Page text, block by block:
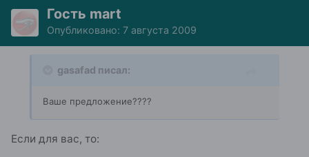
Гость mart
Опубликовано: 7 августа 2009
gasafad писал:
Ваше предложение????
Если для вас, то: